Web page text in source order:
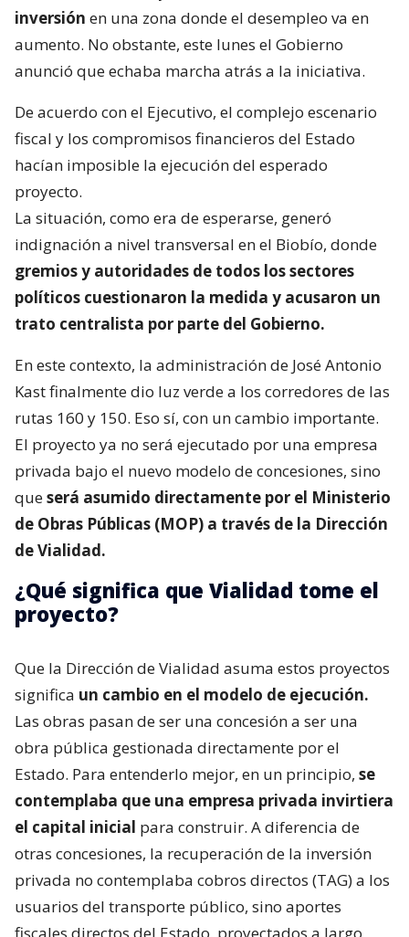
inversión en una zona donde el desempleo va en
aumento. No obstante, este lunes el Gobierno
anunció que echaba marcha atrás a la iniciativa.
De acuerdo con el Ejecutivo, el complejo escenario
fiscal y los compromisos financieros del Estado
hacían imposible la ejecución del esperado
proyecto.
La situación, como era de esperarse, generó
indignación a nivel transversal en el Biobío, donde
gremios y autoridades de todos los sectores
políticos cuestionaron la medida y acusaron un
trato centralista por parte del Gobierno.
En este contexto, la administración de José Antonio
Kast finalmente dio luz verde a los corredores de las
rutas 160 y 150. Eso sí, con un cambio importante.
El proyecto ya no será ejecutado por una empresa
privada bajo el nuevo modelo de concesiones, sino
queserá asumido directamente por el Ministerio
de Obras Públicas (MOP) a través de la Dirección
de Vialidad.
¿Qué significa que Vialidad tome el
proyecto?
Que la Dirección de Vialidad asuma estos proyectos
significa un cambio en el modelo de ejecución.
Las obras pasan de ser una concesión a ser una
obra pública gestionada directamente por el
Estado. Para entenderlo mejor, en un principio, se
contemplaba que una empresa privada invirtiera
el capital inicial para construir. A diferencia de
otras concesiones, la recuperación de la inversión
privada no contemplaba cobros directos (TAG) a los
usuarios del transporte público, sino aportes